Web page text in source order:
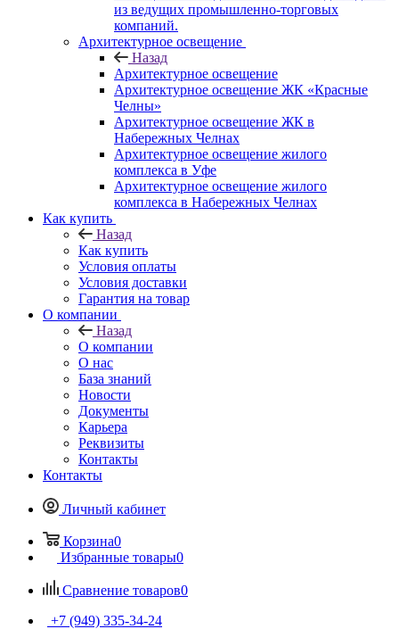
из ведущих промышленно-торговых
компаний.
Архитектурное освещение
Назад
Архитектурное освещение
Архитектурное освещение ЖК «Красные
Челны»
Архитектурное освещение ЖК в
Набережных Челнах
Архитектурное освещение жилого
комплекса в Уфе
Архитектурное освещение жилого
комплекса в Набережных Челнах
Как купить
Назад
Как купить
Условия оплаты
Условия доставки
Гарантия на товар
О компании
Назад
О компании
О нас
База знаний
Новости
Документы
Карьера
Реквизиты
Контакты
Контакты
Личный кабинет
Корзина0
Избранные товары0
Сравнение товаров0
+7 (949) 335-34-24